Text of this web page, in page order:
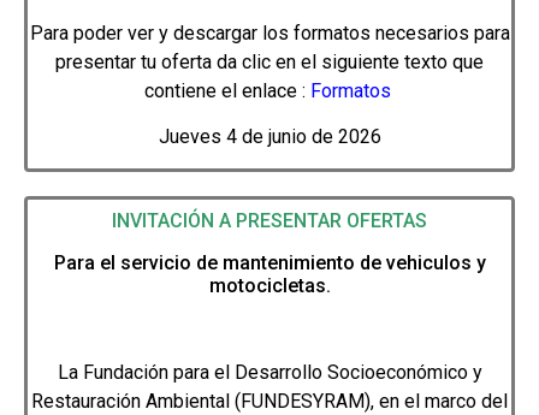
Para poder ver y descargar los formatos necesarios para
presentar tu oferta da clic en el siguiente texto que
contiene el enlace : Formatos
Jueves 4 de junio de 2026
INVITACIÓN A PRESENTAR OFERTAS
Para el servicio demantenimiento de vehiculos y
motocicletas.
La Fundación para el Desarrollo Socioeconómico y
Restauración Ambiental (FUNDESYRAM), en el marco del